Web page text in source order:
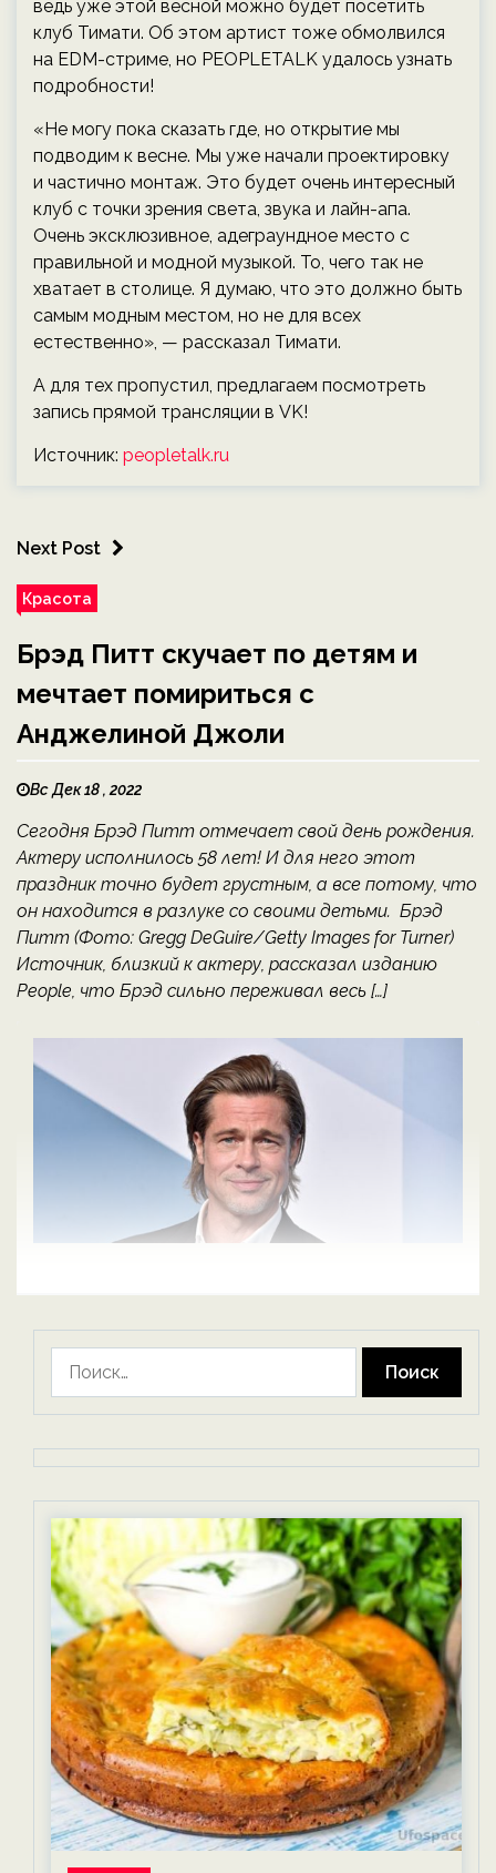
ведь уже этой весной можно будет посетить
клуб Тимати. Об этом артист тоже обмолвился
на EDM-стриме, но PEOPLETALK удалось узнать
подробности!
«Не могу пока сказать где, но открытие мы
подводим к весне. Мы уже начали проектировку
и частично монтаж. Это будет очень интересный
клуб с точки зрения света, звука и лайн-апа.
Очень эксклюзивное, адеграундное место с
правильной и модной музыкой. То, чего так не
хватает в столице. Я думаю, что это должно быть
самым модным местом, но не для всех
естественно», — рассказал Тимати.
А для тех пропустил, предлагаем посмотреть
запись прямой трансляции в VK!
Источник: peopletalk.ru
Next Post
Красота
Брэд Питт скучает по детям и
мечтает помириться с
Анджелиной Джоли
Вс Дек 18 , 2022
Сегодня Брэд Питт отмечает свой день рождения.
Актеру исполнилось 58 лет! И для него этот
праздник точно будет грустным, а все потому, что
он находится в разлуке со своими детьми. Брэд
Питт (Фото: Gregg DeGuire/Getty Images for Turner)
Источник, близкий к актеру, рассказал изданию
People, что Брэд сильно переживал весь […]